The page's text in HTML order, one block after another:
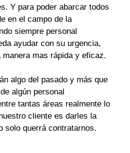
Y para poder abarcar todos
en el campo de la
siempre personal
ayudar con su urgencia,
mas rápida y eficaz.
algo del pasado y más que
algún personal
tantas áreas realmente lo
cliente es darles la
solo querrá contratarnos.